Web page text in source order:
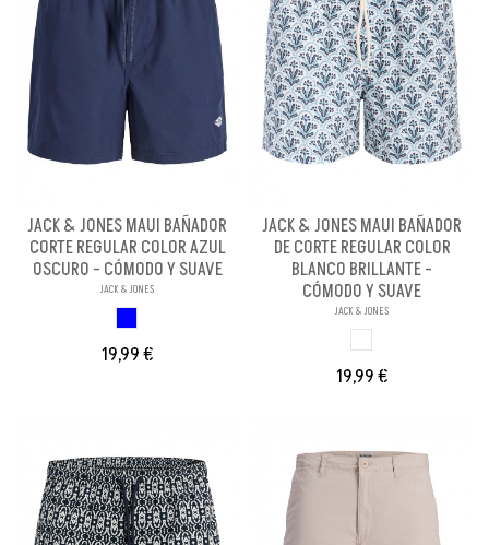
JACK & JONES MAUI BAÑADOR
CORTE REGULAR COLOR AZUL
OSCURO - CÓMODO Y SUAVE
JACK & JONES
19,99 €
JACK & JONES MAUI BAÑADOR
DE CORTE REGULAR COLOR
BLANCO BRILLANTE -
CÓMODO Y SUAVE
JACK & JONES
19,99 €